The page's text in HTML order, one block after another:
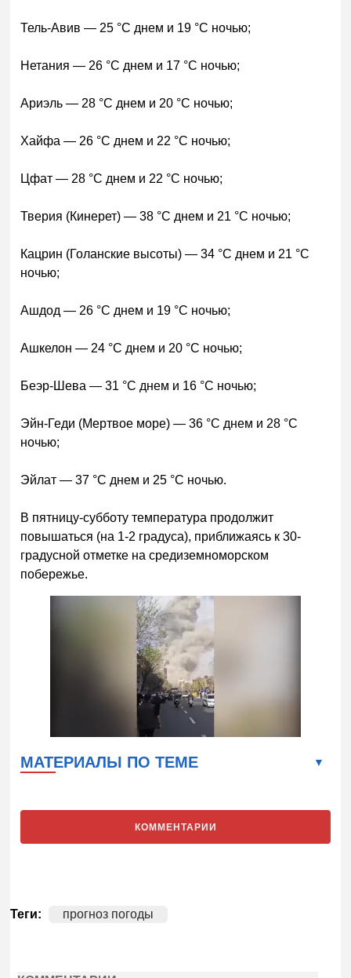
Тель-Авив — 25 °C днем и 19 °C ночью;
Нетания — 26 °C днем и 17 °C ночью;
Ариэль — 28 °C днем и 20 °C ночью;
Хайфа — 26 °C днем и 22 °C ночью;
Цфат — 28 °C днем и 22 °C ночью;
Тверия (Кинерет) — 38 °C днем и 21 °C ночью;
Кацрин (Голанские высоты) — 34 °C днем и 21 °C
ночью;
Ашдод — 26 °C днем и 19 °C ночью;
Ашкелон — 24 °C днем и 20 °C ночью;
Беэр-Шева — 31 °C днем и 16 °C ночью;
Эйн-Геди (Мертвое море) — 36 °C днем и 28 °C
ночью;
Эйлат — 37 °C днем и 25 °C ночью.
В пятницу-субботу температура продолжит
повышаться (на 1-2 градуса), приближаясь к 30-
градусной отметке на средиземноморском
побережье.
МАТЕРИАЛЫ ПО ТЕМЕ
КОММЕНТАРИИ
Теги: прогноз погоды